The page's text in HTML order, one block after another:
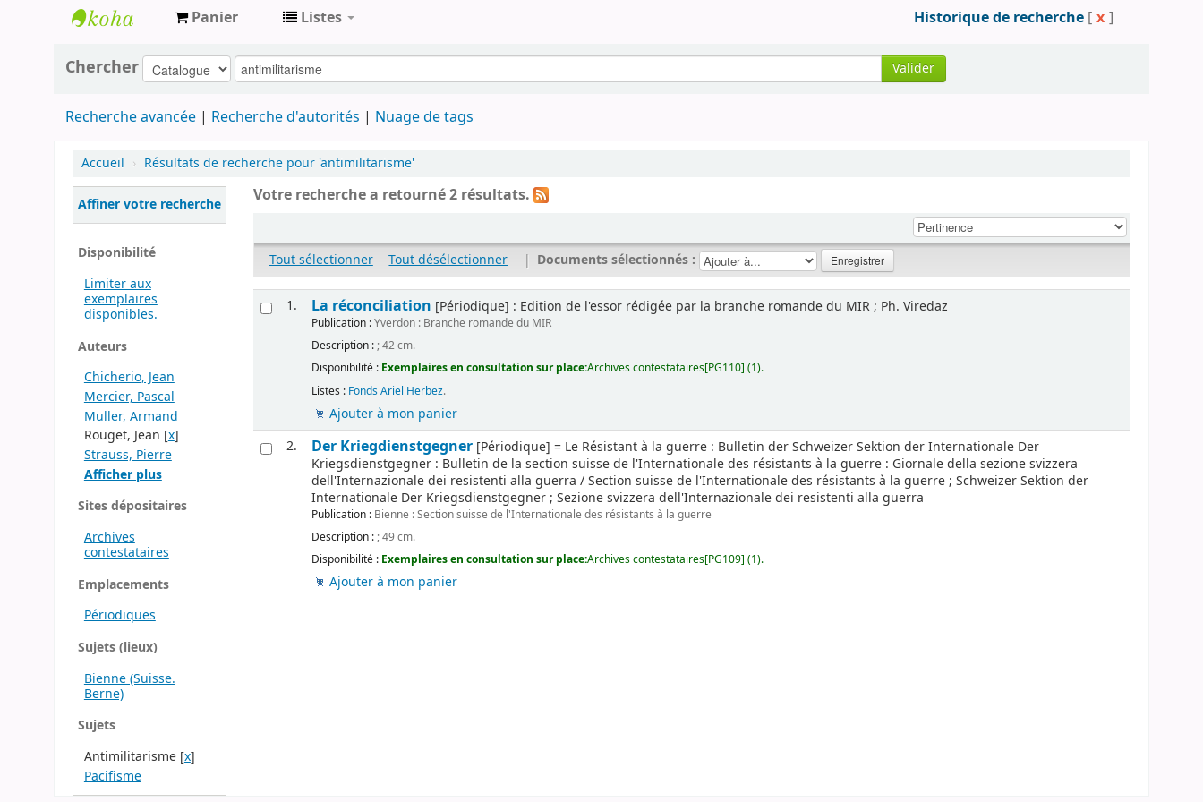
Archives
contestataires
Panier Listes Historique de recherche [ x ]
Chercher Valider
Recherche avancée Recherche d'autorités Nuage de tags
Accueil › Résultats de recherche pour 'antimilitarisme'
Affiner votre recherche
Disponibilité
Limiter aux
exemplaires
disponibles.
Auteurs
Chicherio, Jean
Mercier, Pascal
Muller, Armand
Rouget, Jean [x]
Strauss, Pierre
Afficher plus
Sites dépositaires
Archives
contestataires
Emplacements
Périodiques
Sujets (lieux)
Bienne (Suisse.
Berne)
Sujets
Antimilitarisme[x]
Pacifisme
Votre recherche a retourné 2 résultats.
Tout sélectionner Tout désélectionner | Documents sélectionnés :
1. La réconciliation [Périodique] : Edition de l'essor rédigée par la branche romande du MIR ; Ph. Viredaz
Publication :Yverdon : Branche romande du MIR
Description :; 42 cm.
Disponibilité : Exemplaires en consultation sur place:Archives contestataires[PG110] (1).
Listes : Fonds Ariel Herbez.
Ajouter à mon panier
2.
Der Kriegdienstgegner [Périodique] = Le Résistant à la guerre : Bulletin der Schweizer Sektion der Internationale Der
Kriegsdienstgegner : Bulletin de la section suisse de l'Internationale des résistants à la guerre : Giornale della sezione svizzera
dell'Internazionale dei resistenti alla guerra / Section suisse de l'Internationale des résistants à la guerre ; Schweizer Sektion der
Internationale Der Kriegsdienstgegner ; Sezione svizzera dell'Internazionale dei resistenti alla guerra
Publication : Bienne : Section suisse de l'Internationale des résistants à la guerre
Description :; 49 cm.
Disponibilité : Exemplaires en consultation sur place:Archives contestataires[PG109] (1).
Ajouter à mon panier